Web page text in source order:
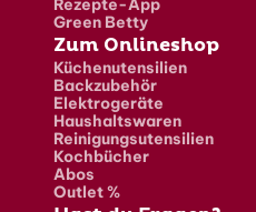
Rezepte-App
Green Betty
Zum Onlineshop
Küchenutensilien
Backzubehör
Elektrogeräte
Haushaltswaren
Reinigungsutensilien
Kochbücher
Abos
Outlet %